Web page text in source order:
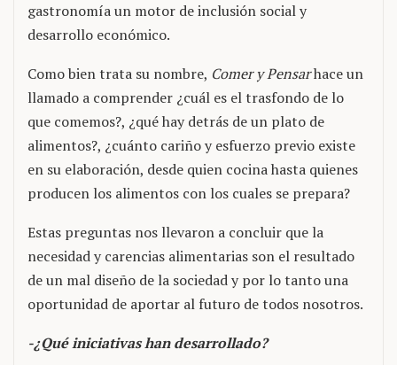
gastronomía un motor de inclusión social y
desarrollo económico.
Como bien trata su nombre, Comer y Pensarhace un
llamado a comprender ¿cuál es el trasfondo de lo
que comemos?, ¿qué hay detrás de un plato de
alimentos?, ¿cuánto cariño y esfuerzo previo existe
en su elaboración, desde quien cocina hasta quienes
producen los alimentos con los cuales se prepara?
Estas preguntas nos llevaron a concluir que la
necesidad y carencias alimentarias son el resultado
de un mal diseño de la sociedad y por lo tanto una
oportunidad de aportar al futuro de todos nosotros.
-¿Qué iniciativas han desarrollado?